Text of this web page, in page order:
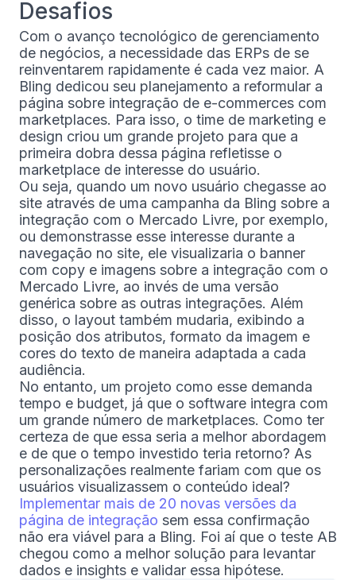
Desafios
Com o avanço tecnológico de gerenciamento
de negócios, a necessidade das ERPs de se
reinventarem rapidamente é cada vez maior. A
Bling dedicou seu planejamento a reformular a
página sobre integração de e-commerces com
marketplaces. Para isso, o time de marketing e
design criou um grande projeto para que a
primeira dobra dessa página refletisse o
marketplace de interesse do usuário.
Ou seja, quando um novo usuário chegasse ao
site através de uma campanha da Bling sobre a
integração com o Mercado Livre, por exemplo,
ou demonstrasse esse interesse durante a
navegação no site, ele visualizaria o banner
com copy e imagens sobre a integração com o
Mercado Livre, ao invés de uma versão
genérica sobre as outras integrações. Além
disso, o layout também mudaria, exibindo a
posição dos atributos, formato da imagem e
cores do texto de maneira adaptada a cada
audiência.
No entanto, um projeto como esse demanda
tempo e budget, já que o software integra com
um grande número de marketplaces. Como ter
certeza de que essa seria a melhor abordagem
e de que o tempo investido teria retorno? As
personalizações realmente fariam com que os
usuários visualizassem o conteúdo ideal?
Implementar mais de 20 novas versões da
página de integração sem essa confirmação
não era viável para a Bling. Foi aí que o teste AB
chegou como a melhor solução para levantar
dados e insights e validar essa hipótese.